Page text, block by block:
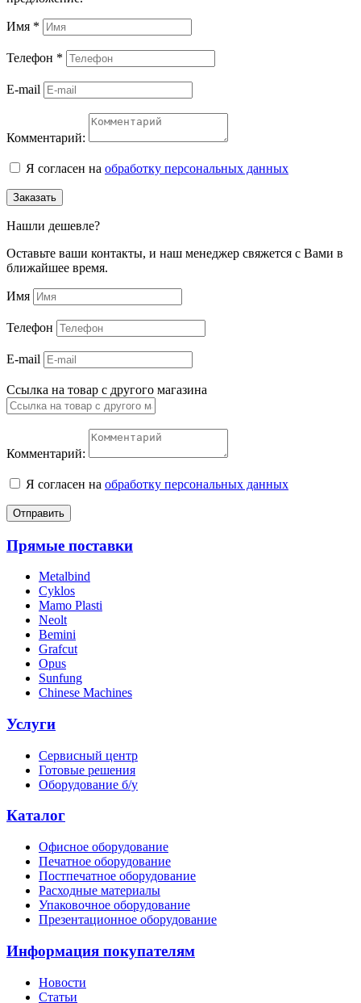
Имя *
Телефон *
E-mail
Комментарий:
Я согласен на обработку персональных данных
Заказать
Нашли дешевле?
Оставьте ваши контакты, и наш менеджер свяжется с Вами в
ближайшее время.
Имя
Телефон
E-mail
Ссылка на товар с другого магазина
Комментарий:
Я согласен на обработку персональных данных
Отправить
Прямые поставки
Metalbind
Cyklos
Mamo Plasti
Neolt
Bemini
Grafcut
Opus
Sunfung
Chinese Machines
Услуги
Сервисный центр
Готовые решения
Оборудование б/у
Каталог
Офисное оборудование
Печатное оборудование
Постпечатное оборудование
Расходные материалы
Упаковочное оборудование
Презентационное оборудование
Информация покупателям
Новости
Статьи